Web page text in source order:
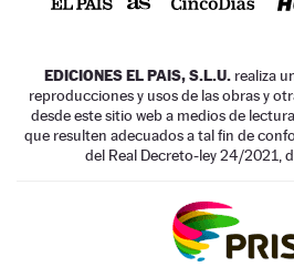
EDICIONES EL PAIS, S.L.U. realiza
reproducciones y usos de las obras y
desde este sitio web a medios de
que resulten adecuados a tal fin de
del Real Decreto-ley 24/2021,